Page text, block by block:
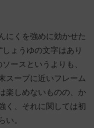
にくを強めに効かせた
ょうゆの文字はあり
ースというよりも、
スープに近いフレーム
楽しめないものの、か
く、それに関しては初
い。